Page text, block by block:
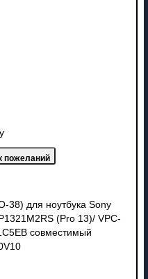
38) для ноутбука Sony
(Pro 13)/ VPC-
совместимый